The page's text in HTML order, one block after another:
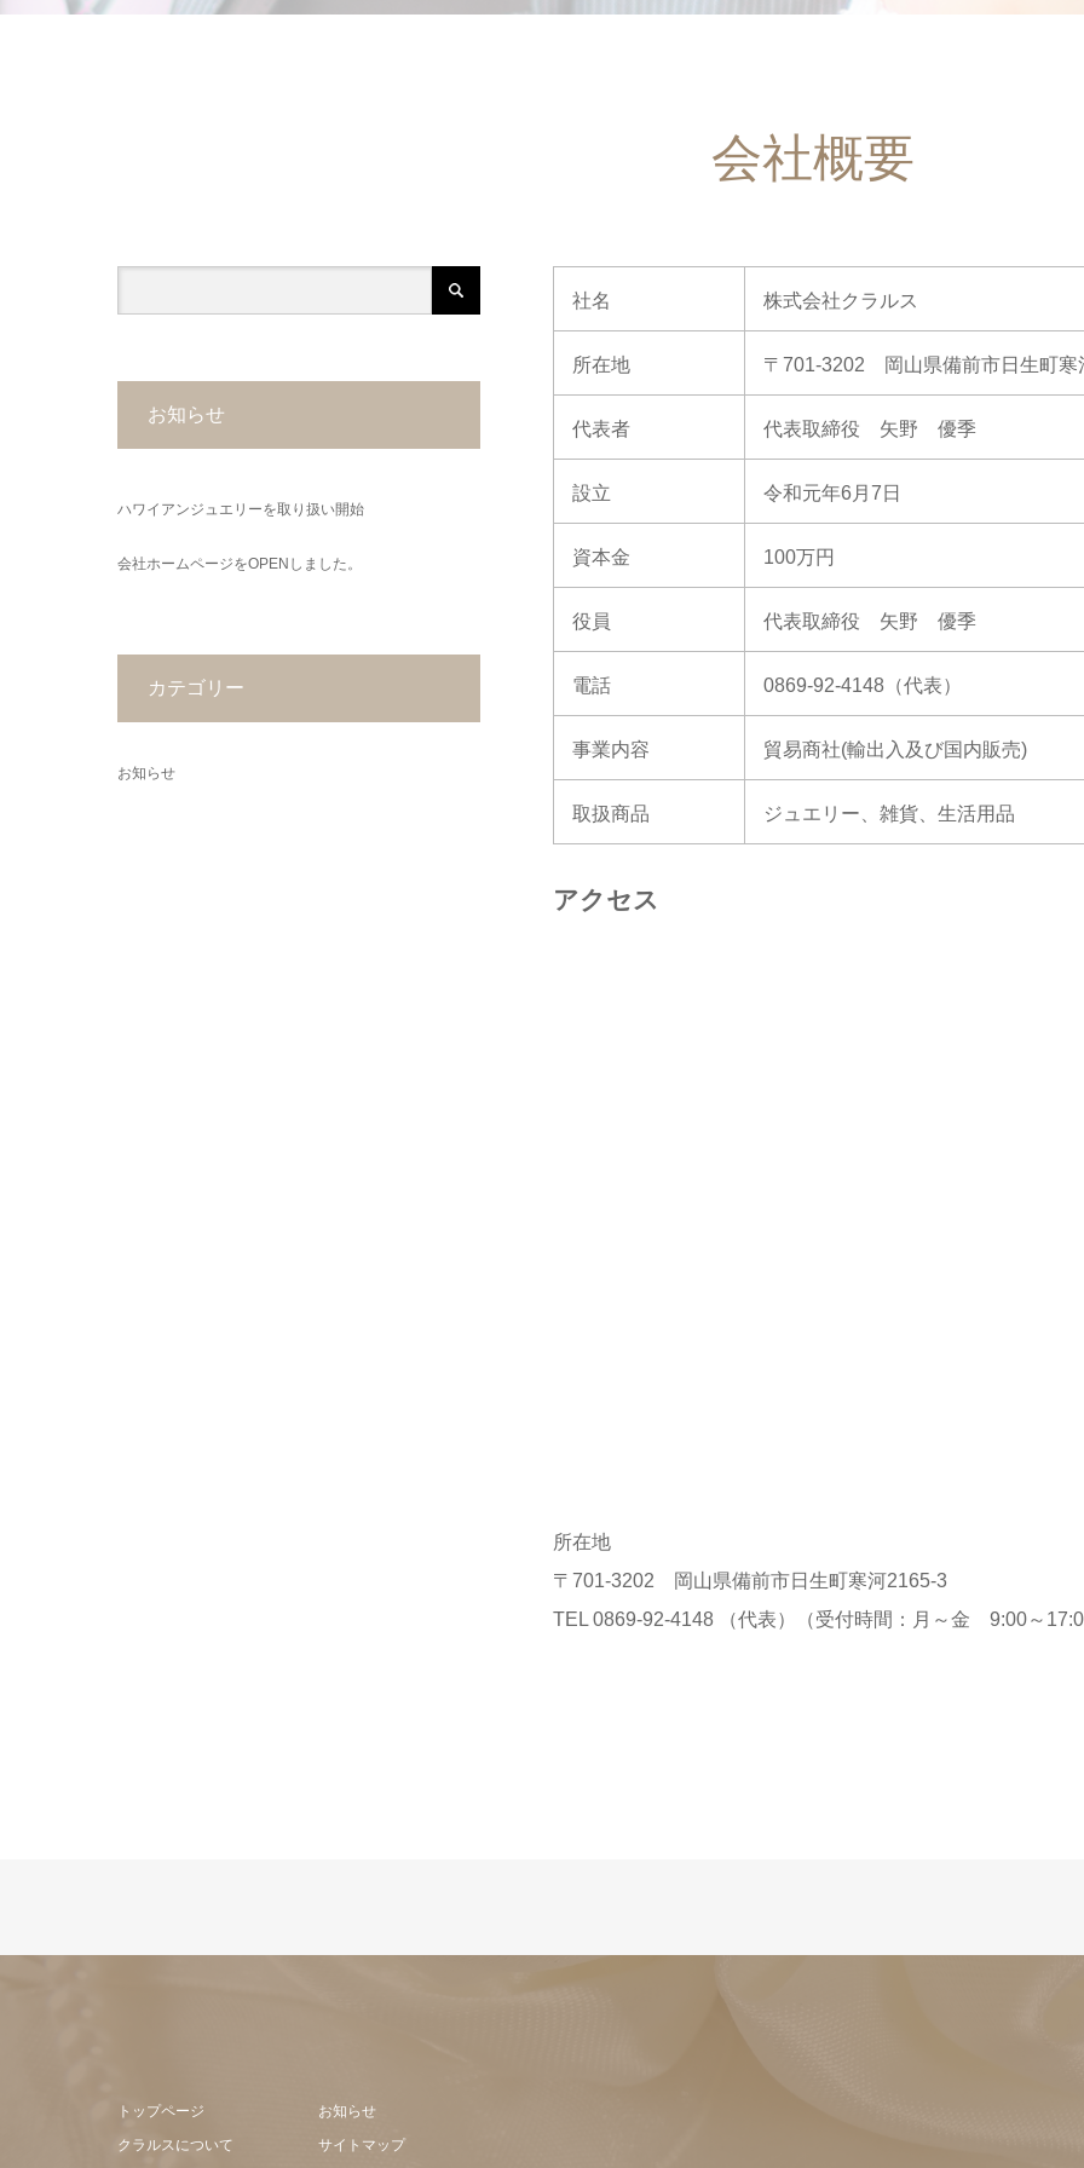
会社概要
社名 株式会社クラルス
所在地 〒701-3202 岡山県備前市日生町寒
代表者 代表取締役 矢野 優季
設立 令和元年6月7日
資本金 100万円
役員 代表取締役 矢野 優季
電話 0869-92-4148（代表）
事業内容 貿易商社(輸出入及び国内販売)
取扱商品 ジュエリー、雑貨、生活用品
アクセス
所在地
〒701-3202 岡山県備前市日生町寒河2165-3
TEL 0869-92-4148 （代表）（受付時間：月～金 9:00～
お知らせ
ハワイアンジュエリーを取り扱い開始
会社ホームページをOPENしました。
カテゴリー
お知らせ
トップページ
クラルスについて
お知らせ
サイトマップ